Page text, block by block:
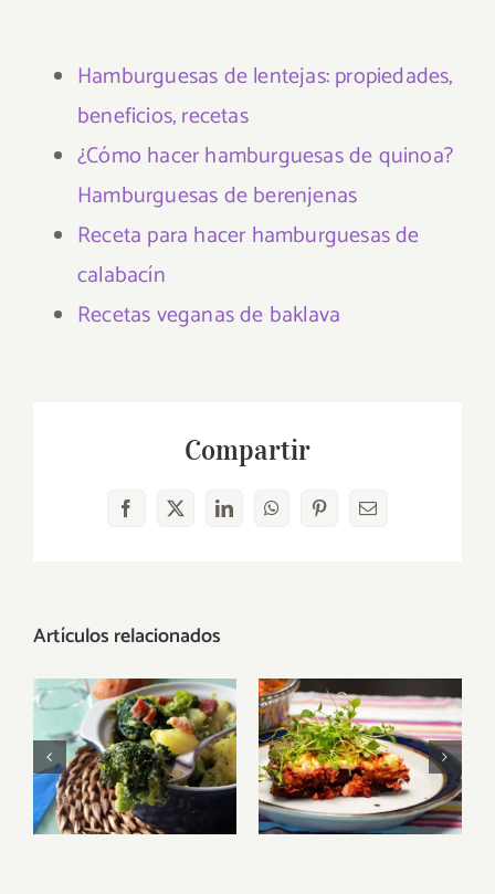
Hamburguesas de lentejas: propiedades,
beneficios, recetas
¿Cómo hacer hamburguesas de quinoa?
Hamburguesas de berenjenas
Receta para hacer hamburguesas de
calabacín
Recetas veganas de baklava
Compartir
Facebook
X LinkedInWhatsAppPinterestCorreo
Artículos relacionados
Brócoli:
recetas
veganas y
sus
remolacha:
Un
superalimento
versátil en la